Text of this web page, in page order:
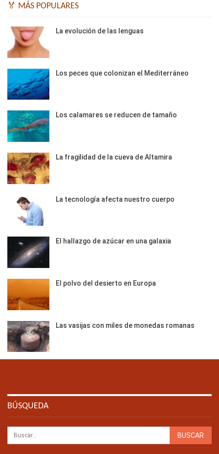
🏅 MÁS POPULARES
La evolución de las lenguas
Los peces que colonizan el Mediterráneo
Los calamares se reducen de tamaño
La fragilidad de la cueva de Altamira
La tecnología afecta nuestro cuerpo
El hallazgo de azúcar en una galaxia
El polvo del desierto en Europa
Las vasijas con miles de monedas romanas
BÚSQUEDA